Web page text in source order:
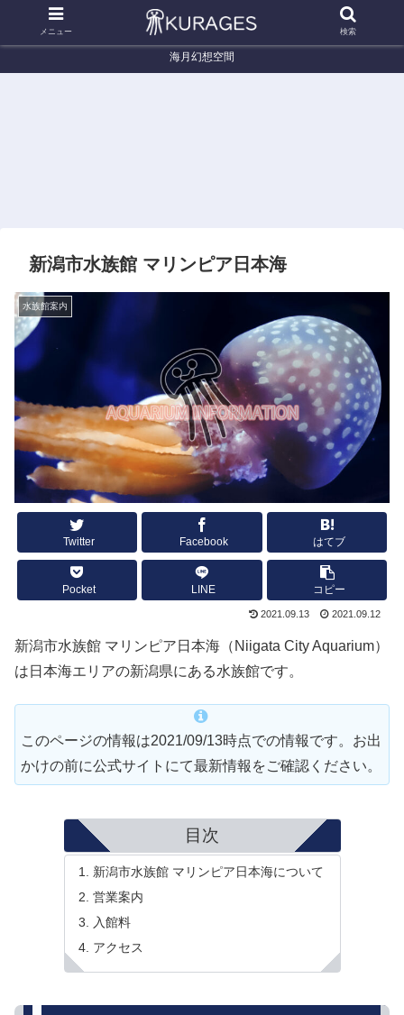
海月幻想空間
新潟市水族館 マリンピア日本海
水族館案内
Twitter Facebook はてブ
Pocket LINE コピー
2021.09.13 2021.09.12
新潟市水族館 マリンピア日本海（Niigata City Aquarium）
は日本海エリアの新潟県にある水族館です。
このページの情報は2021/09/13時点での情報です。お出
かけの前に公式サイトにて最新情報をご確認ください。
目次
新潟市水族館 マリンピア日本海について
営業案内
入館料
アクセス
メニュー 検索